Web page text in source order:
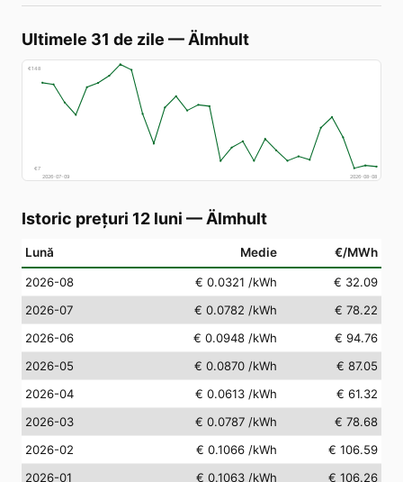
Ultimele 31 de zile — Älmhult
€148
€7
2026-07-09
2026-08-08
Istoric prețuri 12 luni — Älmhult
Lună Medie €/MWh
2026-08 € 0.0321 /kWh
€ 32.09
2026-07
€ 0.0782 /kWh
€ 78.22
2026-06
€ 0.0948 /kWh
€ 94.76
2026-05
€ 0.0870 /kWh
€ 87.05
2026-04
€ 0.0613 /kWh
€ 61.32
2026-03
€ 0.0787 /kWh
€ 78.68
2026-02
€ 0.1066 /kWh
€ 106.59
2026-01
€ 0.1063 /kWh
€ 106.26